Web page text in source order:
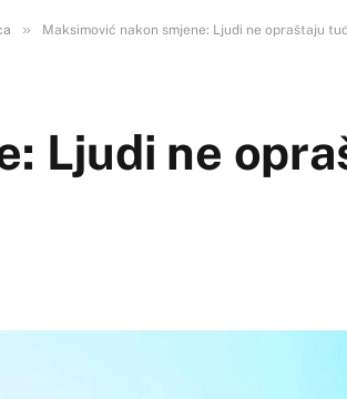
» Maksimović nakon smjene: Ljudi ne opraštaju
Ljudi ne